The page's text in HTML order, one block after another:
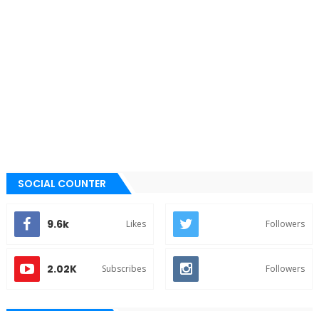
SOCIAL COUNTER
9.6k Likes Followers
2.02K Subscribes Followers